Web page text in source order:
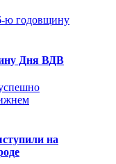
Дня ВДВ
на